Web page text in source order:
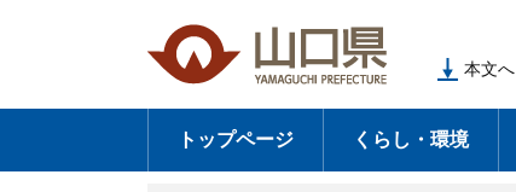
の
頭
ー
飛
本文へ
トップページ くらし・環境